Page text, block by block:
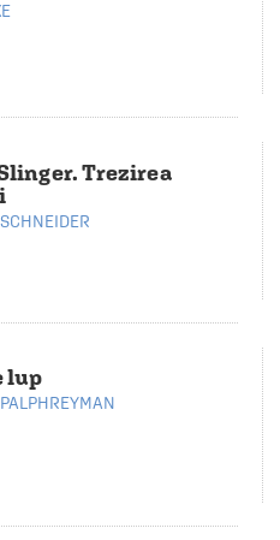
Trezirea
lup